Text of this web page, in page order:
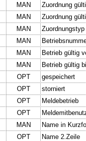
MAN
Zuordnung
MAN
Zuordnung
MAN
Zuordnungstyp
MAN
MAN
Betrieb gültig
MAN
Betrieb gültig
OPT
gespeichert
OPT
storniert
OPT
Meldebetrieb
OPT
MAN
Name in
OPT
Name 2.Zeile